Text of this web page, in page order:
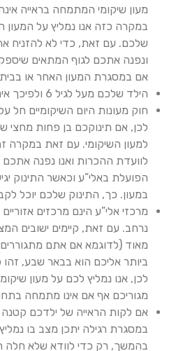
מעון שיקומי המתמחה בראייה
במקרה כזה אנו נמליץ על המעון
שלכם. עם זאת, כדי לא להזניח את
ונפנה אתכם לגוף המתאים
אם במסגרת המעון האחר או
הילד שלכם מעל לגיל 6 ולפיכך אינו מתאים לגני אלי”ע.
חוק מעונות היום השיקומיים חל
לכן, אם תינוקכם בן פחות מחצי
למעון השיקומי. עם זאת במקרה
לוועדת ההכרות ואנו נפנה
הפועלת באלי”ע וכאשר התינוק
במעון. כך, התינוק שלכם יוכל
מרכזי אלי”ע הינם מרכזים
נרחב. עם זאת, קיימים ישובים
מאוד (לדוגמא אם אתם
ביותר אליכם הוא בבאר שבע, זהו
לכן, אנו נמליץ לכם על מעון
מגוריכם אף אם אינו מתמחה
אם לקות הראייה של ילדכם קטנה
במסגרת רגילה יתכן מצב בו
בהמשך, רק כדי לוודא שלא חלה